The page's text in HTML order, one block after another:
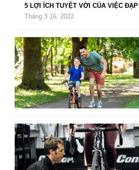
5 LỢI ÍCH TUYỆT VỜI CỦA VIỆC
Tháng 3 16, 2022